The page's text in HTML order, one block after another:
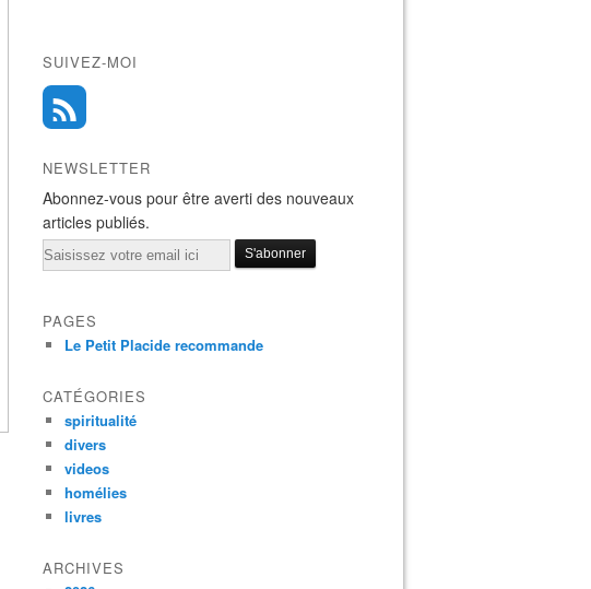
SUIVEZ-MOI
NEWSLETTER
Abonnez-vous pour être averti des nouveaux
articles publiés.
Email
PAGES
Le Petit Placide recommande
CATÉGORIES
spiritualité
divers
videos
homélies
livres
ARCHIVES